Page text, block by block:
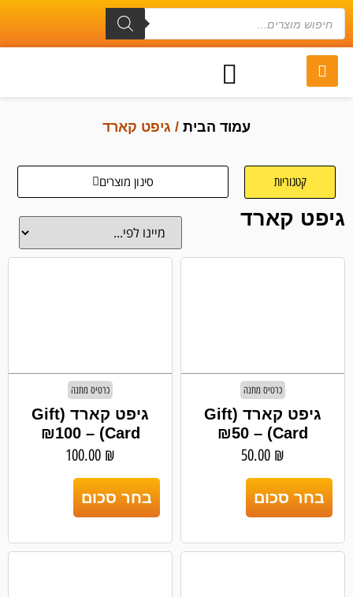
עמוד הבית / גיפט קארד
קטגוריות סינון מוצרים
גיפט קארד
כרטיס מתנה
גיפט קארד (Gift
Card) – ₪50
50.00 ₪
בחר סכום
כרטיס מתנה
גיפט קארד (Gift
Card) – ₪100
100.00 ₪
בחר סכום